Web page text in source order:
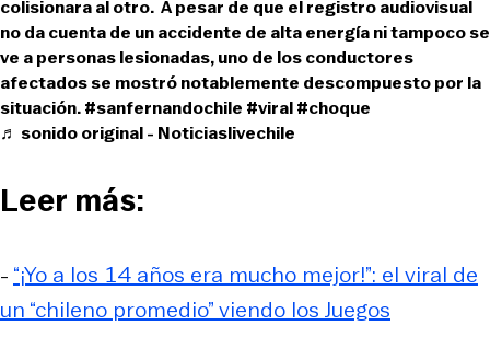
colisionara al otro. A pesar de que el registro audiovisual
no da cuenta de un accidente de alta energía ni tampoco se
ve a personas lesionadas, uno de los conductores
afectados se mostró notablemente descompuesto por la
situación.#sanfernandochile #viral#choque
♬ sonido original - Noticiaslivechile
Leer más:
- “¡Yo a los 14 años era mucho mejor!”: el viral de
un “chileno promedio” viendo los Juegos